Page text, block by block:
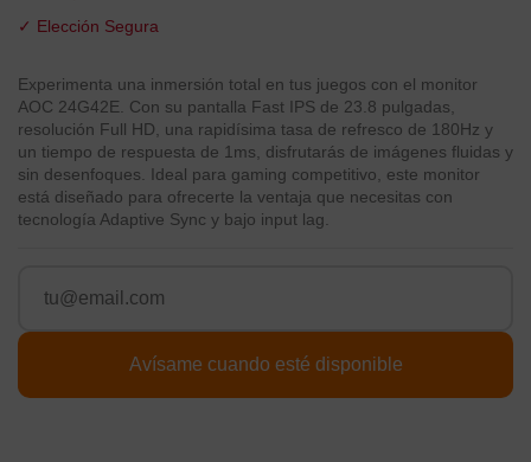
✓ Elección Segura
Experimenta una inmersión total en tus juegos con el monitor
AOC 24G42E. Con su pantalla Fast IPS de 23.8 pulgadas,
resolución Full HD, una rapidísima tasa de refresco de 180Hz y
un tiempo de respuesta de 1ms, disfrutarás de imágenes fluidas y
sin desenfoques. Ideal para gaming competitivo, este monitor
está diseñado para ofrecerte la ventaja que necesitas con
tecnología Adaptive Sync y bajo input lag.